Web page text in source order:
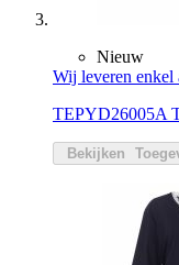
Nieuw
Wij leveren
TEPYD26005A
Bekijken